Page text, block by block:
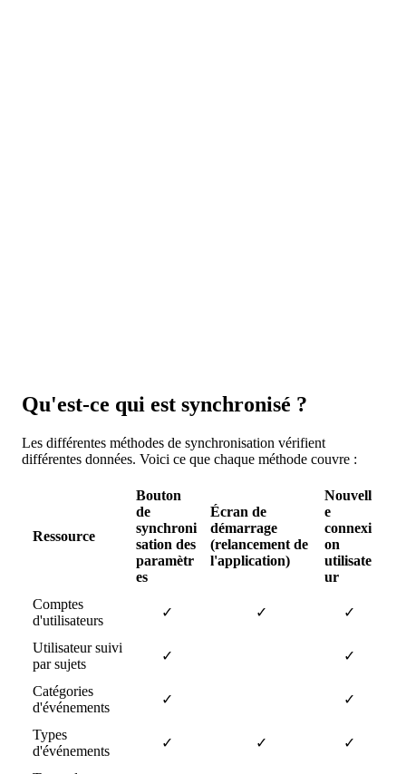
Qu'est-ce qui est synchronisé ?
Les différentes méthodes de synchronisation vérifient
différentes données. Voici ce que chaque méthode couvre :
Ressource
Bouton
de
synchroni
sation des
paramètr
es
Écran de
démarrage
(relancement de
l'application)
Nouvell
e
connexi
on
utilisate
ur
Comptes
d'utilisateurs
✓ ✓ ✓
Utilisateur suivi
par sujets
✓ ✓
Catégories
d'événements
✓ ✓
Types
d'événements
✓ ✓ ✓